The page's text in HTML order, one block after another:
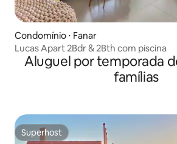
Condomínio ⋅ Fanar
Lucas Apart 2Bdr & 2Bth com piscina
Aluguel por temporada
famílias
Superhost
Superhost